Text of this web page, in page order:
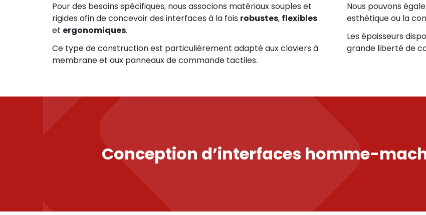
Pour des besoins spécifiques, nous associons matériaux souples et
rigides afin de concevoir des interfaces à la fois robustes, flexibles
et ergonomiques.
Ce type de construction est particulièrement adapté aux claviers à
membrane et aux panneaux de commande tactiles.
Nous pouvons
esthétique ou la
Les épaisseurs
grande liberté de
Conception d’interfaces homme-